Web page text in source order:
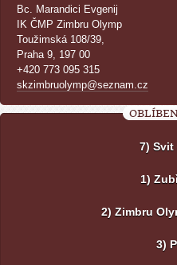
Bc. Marandici Evgenij
IK ČMP Zimbru Olymp
Toužimská 108/39,
Praha 9, 197 00
+420 773 095 315
skzimbruolymp@seznam.cz
7) Svit
1)
2) Zimbru
3)